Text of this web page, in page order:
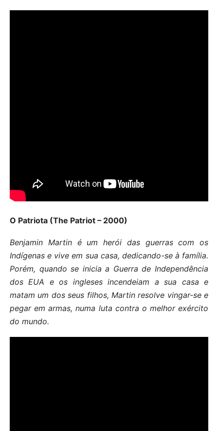
O Patriota (The Patriot – 2000)
Benjamin Martin é um herói das guerras com os
Indígenas e vive em sua casa, dedicando-se à família.
Porém, quando se inicia a Guerra de Independência
dos EUA e os ingleses incendeiam a sua casa e
matam um dos seus filhos, Martin resolve vingar-se e
pegar em armas, numa luta contra o melhor exército
do mundo.